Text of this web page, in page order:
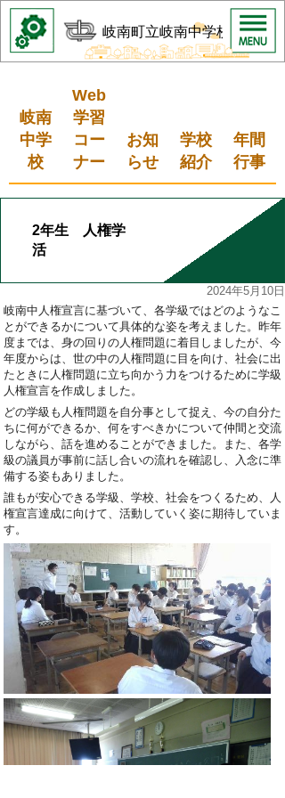
岐南町立岐南中学校
岐南
中学
校
Web
学習
コー
ナー
お知
らせ
学校
紹介
年間
行事
2年生 人権学
活
2024年5月10日
岐南中人権宣言に基づいて、各学級ではどのようなこ
とができるかについて具体的な姿を考えました。昨年
度までは、身の回りの人権問題に着目しましたが、今
年度からは、世の中の人権問題に目を向け、社会に出
たときに人権問題に立ち向かう力をつけるために学級
人権宣言を作成しました。
どの学級も人権問題を自分事として捉え、今の自分た
ちに何ができるか、何をすべきかについて仲間と交流
しながら、話を進めることができました。また、各学
級の議員が事前に話し合いの流れを確認し、入念に準
備する姿もありました。
誰もが安心できる学級、学校、社会をつくるため、人
権宣言達成に向けて、活動していく姿に期待していま
す。